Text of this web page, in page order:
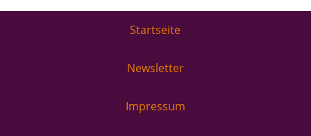
Startseite
Newsletter
Impressum